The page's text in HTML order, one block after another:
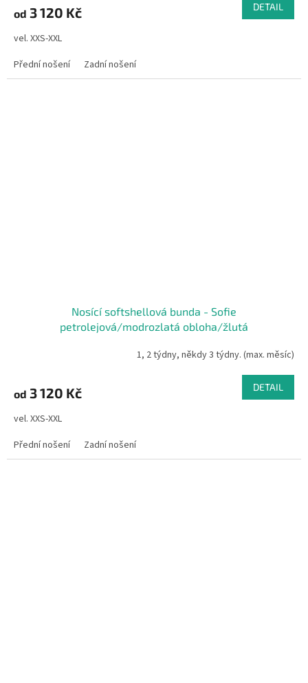
od 3 120 Kč DETAIL
vel. XXS-XXL
Přední nošení
Zadní nošení
Nosící softshellová bunda - Sofie
petrolejová/modrozlatá obloha/žlutá
1, 2 týdny, někdy 3 týdny. (max. měsíc)
od 3 120 Kč DETAIL
vel. XXS-XXL
Přední nošení
Zadní nošení